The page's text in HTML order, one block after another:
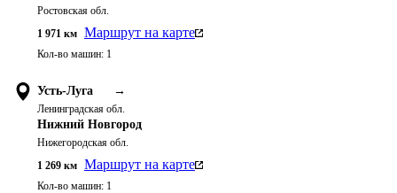
Ростовская обл.
1 971 км Маршрут на карте
Кол-во машин: 1
Усть-Луга →
Ленинградская обл.
Нижний Новгород
Нижегородская обл.
1 269 км Маршрут на карте
Кол-во машин: 1